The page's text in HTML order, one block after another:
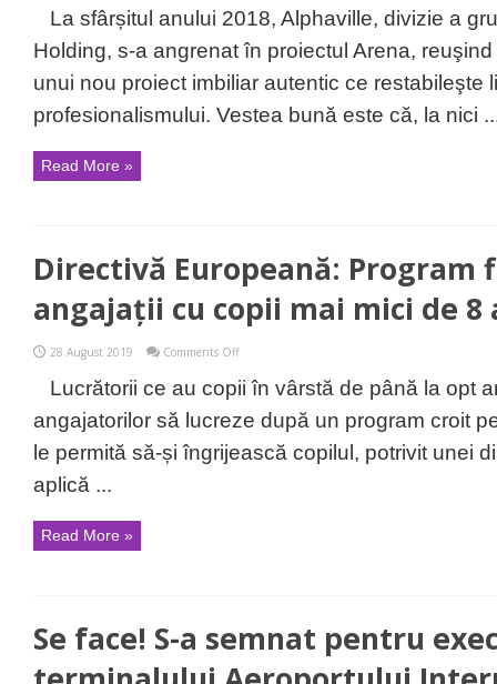
a
demarat
lucrările
la
a
II-
a
La sfârșitul anului 2018, Alphaville, divizie a
Holding, s-a angrenat în proiectul Arena,
unui nou proiect imbiliar autentic ce restabileşte
profesionalismului. Vestea bună este că, la nici
Read More »
Directivă Europeană:
angajații cu copii mai mici de 8
28 August 2019 Comments Offon
Europeană:
Program
flexibil
pentru
angajații
cu
Lucrătorii ce au copii în vârstă de până la opt
angajatorilor să lucreze după un program croit
le permită să-și îngrijească copilul, potrivit unei
aplică ...
Read More »
Se face! S-a semnat pentru